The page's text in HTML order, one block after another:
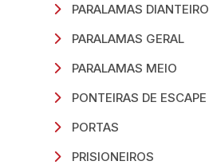
PARALAMAS DIANTEIRO
PARALAMAS GERAL
PARALAMAS MEIO
PONTEIRAS DE ESCAPE
PORTAS
PRISIONEIROS